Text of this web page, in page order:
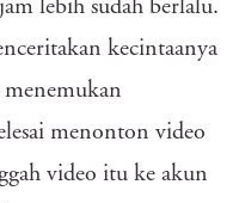
lebih sudah berlalu.
kecintaanya
menemukan
menonton video
video itu ke akun